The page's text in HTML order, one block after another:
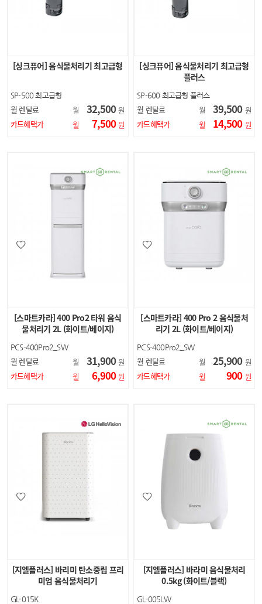
[싱크퓨어] 음식물처리기 최고급형
SP-500 최고급형
월 렌탈료 월 32,500 원
카드혜택가
월 7,500 원
[싱크퓨어] 음식물처리기 최고급형
플러스
SP-600 최고급형 플러스
월 렌탈료 월 39,500 원
카드혜택가
월 14,500 원
[스마트카라] 400 Pro2 타워 음식
물처리기 2L (화이트/베이지)
PCS-400Pro2_SW
SC-D0208
월 렌탈료 월 31,900 원
카드혜택가
월 6,900 원
[스마트카라] 400 Pro 2 음식물처
리기 2L (화이트/베이지)
PCS-400Pro2_SW
SC-D0208
월 렌탈료 월 25,900 원
카드혜택가
월 900 원
[지엘플러스] 바리미 탄소중립 프리
미엄 음식물처리기
GL-015K
[지엘플러스] 바라미 음식물처리
0.5kg (화이트/블랙)
GL-005LW